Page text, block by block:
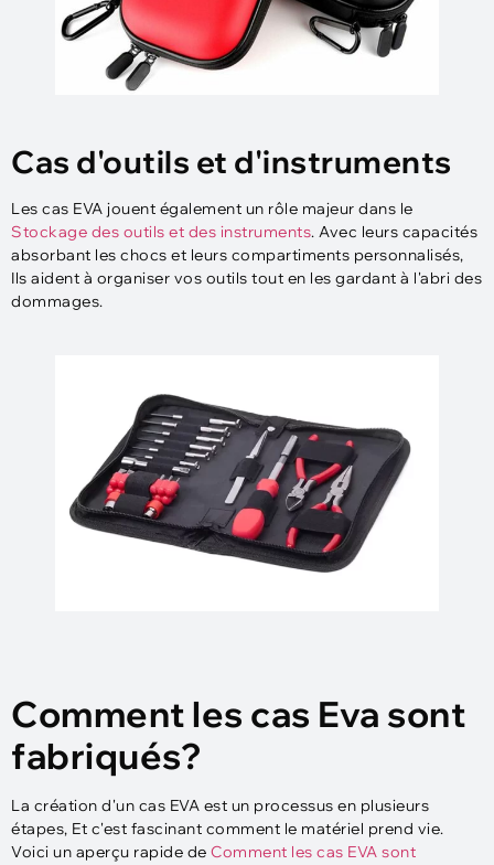
Cas d'outils et d'instruments
Les cas EVA jouent également un rôle majeur dans le
Stockage des outils et des instruments. Avec leurs capacités
absorbant les chocs et leurs compartiments personnalisés,
Ils aident à organiser vos outils tout en les gardant à l'abri des
dommages.
Comment les cas Eva sont
fabriqués?
La création d'un cas EVA est un processus en plusieurs
étapes, Et c'est fascinant comment le matériel prend vie.
Voici un aperçu rapide de Comment les cas EVA sont